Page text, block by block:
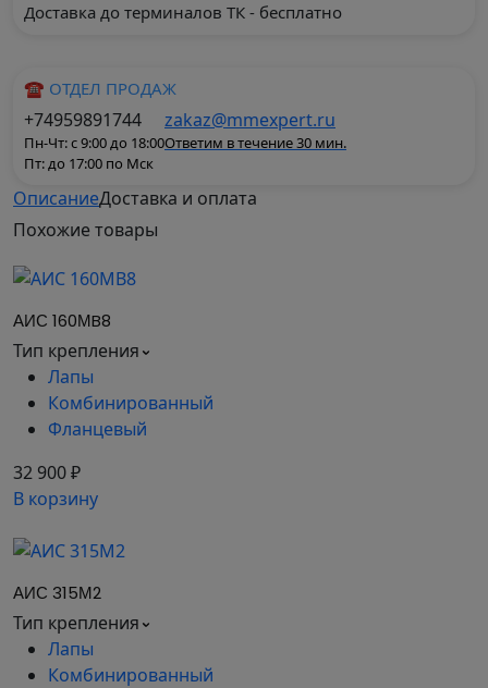
Доставка до терминалов ТК - бесплатно
☎ ОТДЕЛ ПРОДАЖ
+74959891744
Пн-Чт: с 9:00 до 18:00
Пт: до 17:00 по Мск
zakaz@mmexpert.ru
Ответим в течение 30 мин.
ОписаниеДоставка и оплата
Электродвигатель общепромышленного
S1 от сети переменного тока 50Гц, напряжением
IP54 (IP55), климатическое исполнение и
категория размещения – У3 (У2, У1)
Похожие товары
АИС 160МB8
Тип крепления
Лапы
Комбинированный
Фланцевый
32 900 ₽
В корзину
АИС 315М2
Тип крепления
Лапы
Комбинированный